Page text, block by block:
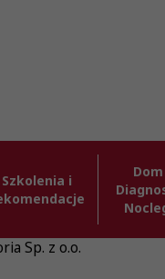
Szkolenia i
Dom
Sp. z o.o.